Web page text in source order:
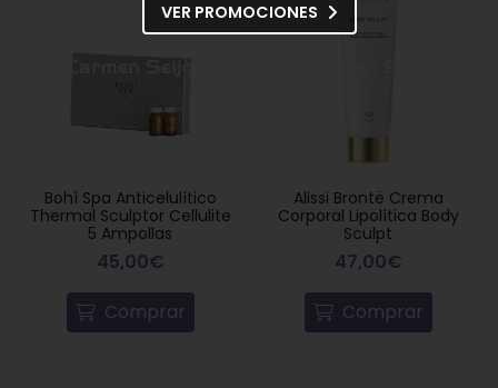
Bohí Spa Anticelulítico
Thermal Sculptor Cellulite
5 Ampollas
45,00€
Comprar
Alissi Brontë Crema
Corporal Lipolítica Body
Sculpt
47,00€
Comprar
VER PROMOCIONES